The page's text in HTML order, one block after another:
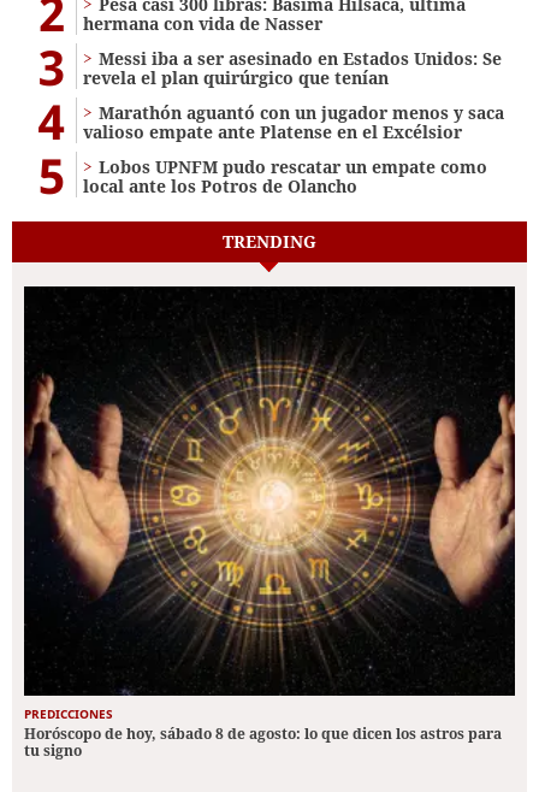
hermana con vida de Nasser
3
Messi iba a ser asesinado en Estados Unidos: Se
revela el plan quirúrgico que tenían
4
Marathón aguantó con un jugador menos y saca
valioso empate ante Platense en el Excélsior
5
Lobos UPNFM pudo rescatar un empate como
local ante los Potros de Olancho
TRENDING
PREDICCIONES
Horóscopo de hoy, sábado 8 de agosto: lo que dicen los astros para
tu signo